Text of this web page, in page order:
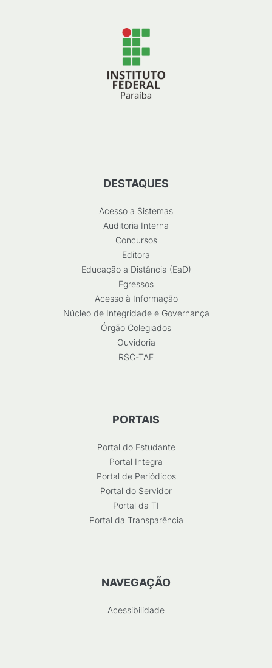
DESTAQUES
Acesso a Sistemas
Auditoria Interna
Concursos
Editora
Educação a Distância (EaD)
Egressos
Acesso à Informação
Núcleo de Integridade e Governança
Órgão Colegiados
Ouvidoria
RSC-TAE
PORTAIS
Portal do Estudante
Portal Integra
Portal de Periódicos
Portal do Servidor
Portal da TI
Portal da Transparência
NAVEGAÇÃO
Acessibilidade